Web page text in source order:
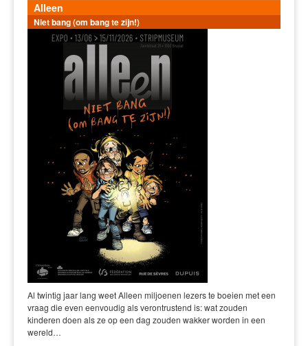
Alleen
Niet bang (om bang te zijn!)
Al twintig jaar lang weet Alleen miljoenen lezers te boeien met een
vraag die even eenvoudig als verontrustend is: wat zouden
kinderen doen als ze op een dag zouden wakker worden in een
wereld…